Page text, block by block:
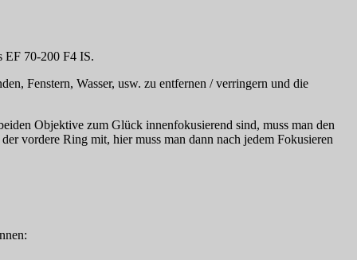
EF 70-200 F4 IS.
Fenstern, Wasser, usw. zu entfernen / verringern und die
Objektive zum Glück innenfokusierend sind, muss man den
vordere Ring mit, hier muss man dann nach jedem Fokusieren